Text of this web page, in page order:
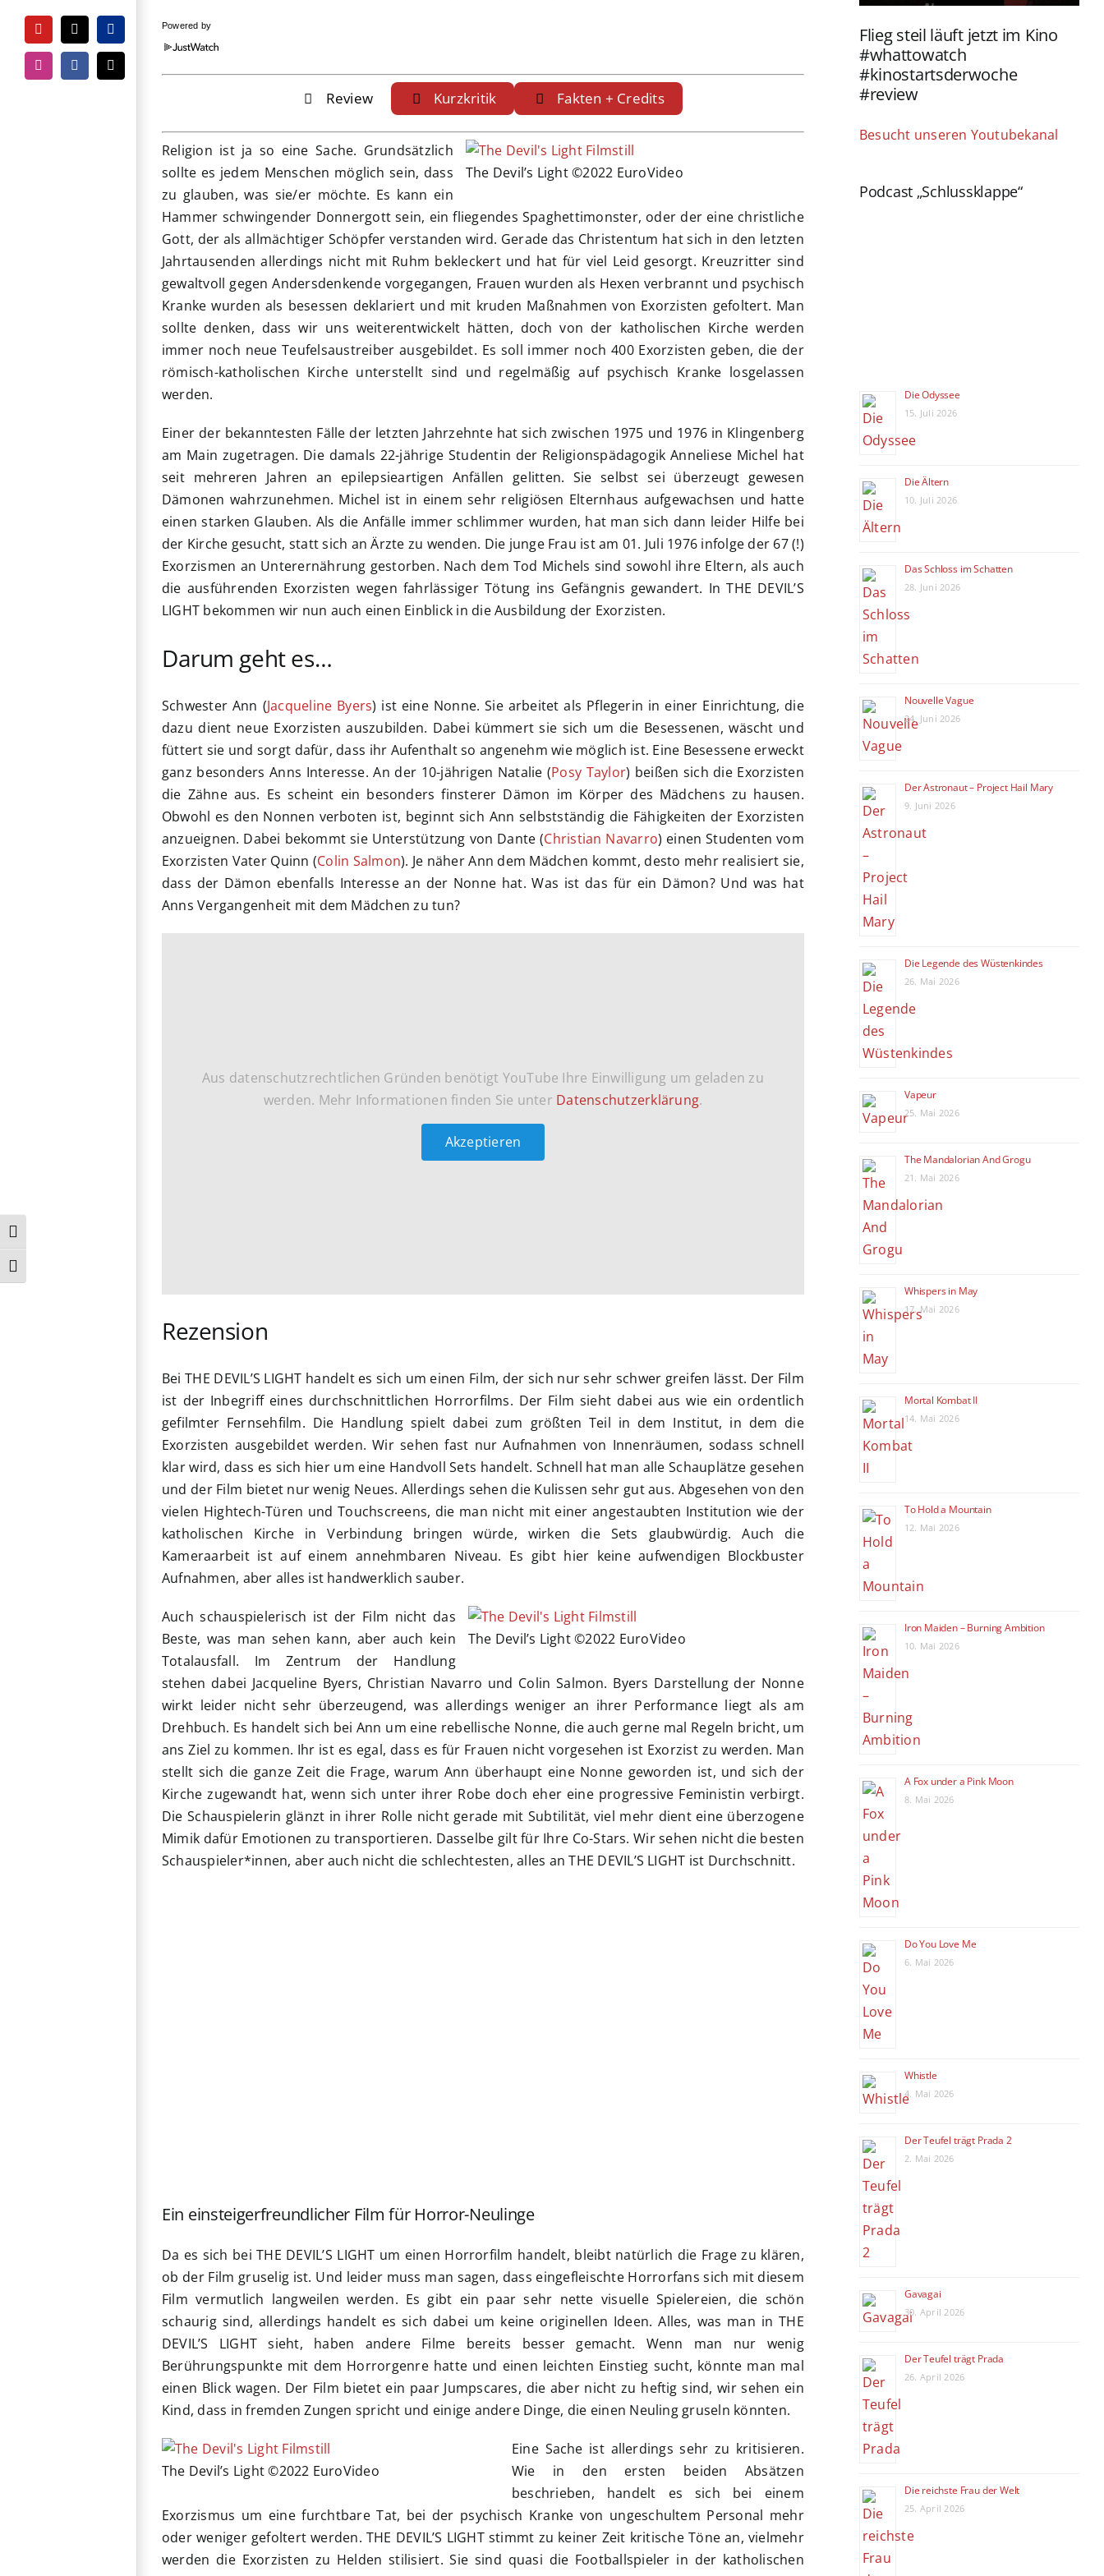
Umschalten auf hohe Kontraste
Schrift vergrößern
YouTubeTiktokPayPal
InstagramFacebook
E-
Mail
Powered by
Review Kurzkritik Fakten + Credits
The Devil’s Light ©2022 EuroVideo
Religion ist ja so eine Sache. Grundsätzlich
sollte es jedem Menschen möglich sein, dass
zu glauben, was sie/er möchte. Es kann ein
Hammer schwingender Donnergott sein, ein fliegendes Spaghettimonster, oder der eine christliche
Gott, der als allmächtiger Schöpfer verstanden wird. Gerade das Christentum hat sich in den letzten
Jahrtausenden allerdings nicht mit Ruhm bekleckert und hat für viel Leid gesorgt. Kreuzritter sind
gewaltvoll gegen Andersdenkende vorgegangen, Frauen wurden als Hexen verbrannt und psychisch
Kranke wurden als besessen deklariert und mit kruden Maßnahmen von Exorzisten gefoltert. Man
sollte denken, dass wir uns weiterentwickelt hätten, doch von der katholischen Kirche werden
immer noch neue Teufelsaustreiber ausgebildet. Es soll immer noch 400 Exorzisten geben, die der
römisch-katholischen Kirche unterstellt sind und regelmäßig auf psychisch Kranke losgelassen
werden.
Einer der bekanntesten Fälle der letzten Jahrzehnte hat sich zwischen 1975 und 1976 in Klingenberg
am Main zugetragen. Die damals 22-jährige Studentin der Religionspädagogik Anneliese Michel hat
seit mehreren Jahren an epilepsieartigen Anfällen gelitten. Sie selbst sei überzeugt gewesen
Dämonen wahrzunehmen. Michel ist in einem sehr religiösen Elternhaus aufgewachsen und hatte
einen starken Glauben. Als die Anfälle immer schlimmer wurden, hat man sich dann leider Hilfe bei
der Kirche gesucht, statt sich an Ärzte zu wenden. Die junge Frau ist am 01. Juli 1976 infolge der 67 (!)
Exorzismen an Unterernährung gestorben. Nach dem Tod Michels sind sowohl ihre Eltern, als auch
die ausführenden Exorzisten wegen fahrlässiger Tötung ins Gefängnis gewandert. In THE DEVIL’S
LIGHT bekommen wir nun auch einen Einblick in die Ausbildung der Exorzisten.
Darum geht es…
Schwester Ann (Jacqueline Byers) ist eine Nonne. Sie arbeitet als Pflegerin in einer Einrichtung, die
dazu dient neue Exorzisten auszubilden. Dabei kümmert sie sich um die Besessenen, wäscht und
füttert sie und sorgt dafür, dass ihr Aufenthalt so angenehm wie möglich ist. Eine Besessene erweckt
ganz besonders Anns Interesse. An der 10-jährigen Natalie (Posy Taylor) beißen sich die Exorzisten
die Zähne aus. Es scheint ein besonders finsterer Dämon im Körper des Mädchens zu hausen.
Obwohl es den Nonnen verboten ist, beginnt sich Ann selbstständig die Fähigkeiten der Exorzisten
anzueignen. Dabei bekommt sie Unterstützung von Dante (Christian Navarro) einen Studenten vom
Exorzisten Vater Quinn (Colin Salmon). Je näher Ann dem Mädchen kommt, desto mehr realisiert sie,
dass der Dämon ebenfalls Interesse an der Nonne hat. Was ist das für ein Dämon? Und was hat
Anns Vergangenheit mit dem Mädchen zu tun?
Aus datenschutzrechtlichen Gründen benötigt YouTube Ihre Einwilligung um geladen zu
werden. Mehr Informationen finden Sie unter Datenschutzerklärung.
Akzeptieren
Rezension
Bei THE DEVIL’S LIGHT handelt es sich um einen Film, der sich nur sehr schwer greifen lässt. Der Film
ist der Inbegriff eines durchschnittlichen Horrorfilms. Der Film sieht dabei aus wie ein ordentlich
gefilmter Fernsehfilm. Die Handlung spielt dabei zum größten Teil in dem Institut, in dem die
Exorzisten ausgebildet werden. Wir sehen fast nur Aufnahmen von Innenräumen, sodass schnell
klar wird, dass es sich hier um eine Handvoll Sets handelt. Schnell hat man alle Schauplätze gesehen
und der Film bietet nur wenig Neues. Allerdings sehen die Kulissen sehr gut aus. Abgesehen von den
vielen Hightech-Türen und Touchscreens, die man nicht mit einer angestaubten Institution wie der
katholischen Kirche in Verbindung bringen würde, wirken die Sets glaubwürdig. Auch die
Kameraarbeit ist auf einem annehmbaren Niveau. Es gibt hier keine aufwendigen Blockbuster
Aufnahmen, aber alles ist handwerklich sauber.
The Devil’s Light ©2022 EuroVideo
Auch schauspielerisch ist der Film nicht das
Beste, was man sehen kann, aber auch kein
Totalausfall. Im Zentrum der Handlung
stehen dabei Jacqueline Byers, Christian Navarro und Colin Salmon. Byers Darstellung der Nonne
wirkt leider nicht sehr überzeugend, was allerdings weniger an ihrer Performance liegt als am
Drehbuch. Es handelt sich bei Ann um eine rebellische Nonne, die auch gerne mal Regeln bricht, um
ans Ziel zu kommen. Ihr ist es egal, dass es für Frauen nicht vorgesehen ist Exorzist zu werden. Man
stellt sich die ganze Zeit die Frage, warum Ann überhaupt eine Nonne geworden ist, und sich der
Kirche zugewandt hat, wenn sich unter ihrer Robe doch eher eine progressive Feministin verbirgt.
Die Schauspielerin glänzt in ihrer Rolle nicht gerade mit Subtilität, viel mehr dient eine überzogene
Mimik dafür Emotionen zu transportieren. Dasselbe gilt für Ihre Co-Stars. Wir sehen nicht die besten
Schauspieler*innen, aber auch nicht die schlechtesten, alles an THE DEVIL’S LIGHT ist Durchschnitt.
Ein einsteigerfreundlicher Film für Horror-Neulinge
Da es sich bei THE DEVIL’S LIGHT um einen Horrorfilm handelt, bleibt natürlich die Frage zu klären,
ob der Film gruselig ist. Und leider muss man sagen, dass eingefleischte Horrorfans sich mit diesem
Film vermutlich langweilen werden. Es gibt ein paar sehr nette visuelle Spielereien, die schön
schaurig sind, allerdings handelt es sich dabei um keine originellen Ideen. Alles, was man in THE
DEVIL’S LIGHT sieht, haben andere Filme bereits besser gemacht. Wenn man nur wenig
Berührungspunkte mit dem Horrorgenre hatte und einen leichten Einstieg sucht, könnte man mal
einen Blick wagen. Der Film bietet ein paar Jumpscares, die aber nicht zu heftig sind, wir sehen ein
Kind, dass in fremden Zungen spricht und einige andere Dinge, die einen Neuling gruseln könnten.
The Devil’s Light ©2022 EuroVideo
Eine Sache ist allerdings sehr zu kritisieren.
Wie in den ersten beiden Absätzen
beschrieben, handelt es sich bei einem
Exorzismus um eine furchtbare Tat, bei der psychisch Kranke von ungeschultem Personal mehr
oder weniger gefoltert werden. THE DEVIL’S LIGHT stimmt zu keiner Zeit kritische Töne an, vielmehr
werden die Exorzisten zu Helden stilisiert. Sie sind quasi die Footballspieler in der katholischen
Flieg steil läuft jetzt im Kino
#whattowatch
#kinostartsderwoche
#review
Besucht unseren Youtubekanal
Podcast „Schlussklappe“
Die Odyssee
15. Juli 2026
Die Ältern
10. Juli 2026
Das Schloss im Schatten
28. Juni 2026
Nouvelle Vague
24. Juni 2026
Der Astronaut – Project Hail Mary
9. Juni 2026
Die Legende des Wüstenkindes
26. Mai 2026
Vapeur
25. Mai 2026
The Mandalorian And Grogu
21. Mai 2026
Whispers in May
17. Mai 2026
Mortal Kombat II
14. Mai 2026
To Hold a Mountain
12. Mai 2026
Iron Maiden – Burning Ambition
10. Mai 2026
A Fox under a Pink Moon
8. Mai 2026
Do You Love Me
6. Mai 2026
Whistle
4. Mai 2026
Der Teufel trägt Prada 2
2. Mai 2026
Gavagai
30. April 2026
Der Teufel trägt Prada
26. April 2026
Die reichste Frau der Welt
25. April 2026